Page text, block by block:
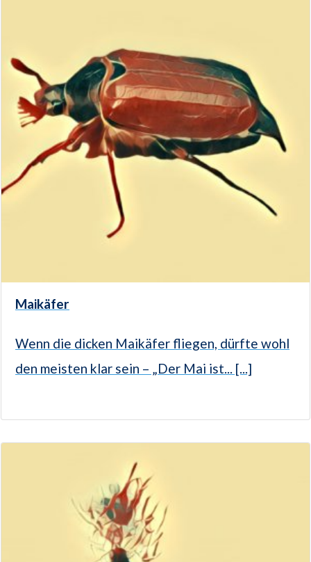
Maikäfer
Wenn die dicken Maikäfer fliegen, dürfte wohl
den meisten klar sein – „Der Mai ist... [...]